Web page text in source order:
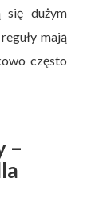
się dużym
mają
często
–